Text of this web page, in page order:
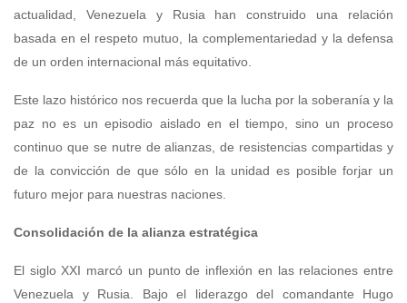
actualidad, Venezuela y Rusia han construido una relación
basada en el respeto mutuo, la complementariedad y la defensa
de un orden internacional más equitativo.
Este lazo histórico nos recuerda que la lucha por la soberanía y la
paz no es un episodio aislado en el tiempo, sino un proceso
continuo que se nutre de alianzas, de resistencias compartidas y
de la convicción de que sólo en la unidad es posible forjar un
futuro mejor para nuestras naciones.
Consolidación de la alianza estratégica
El siglo XXI marcó un punto de inflexión en las relaciones entre
Venezuela y Rusia. Bajo el liderazgo del comandante Hugo